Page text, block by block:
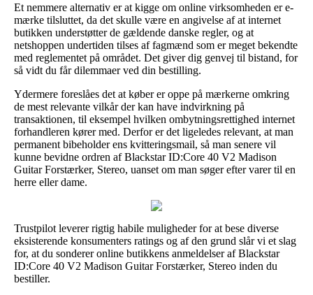
Et nemmere alternativ er at kigge om online virksomheden er e-
mærke tilsluttet, da det skulle være en angivelse af at internet
butikken understøtter de gældende danske regler, og at
netshoppen undertiden tilses af fagmænd som er meget bekendte
med reglementet på området. Det giver dig genvej til bistand, for
så vidt du får dilemmaer ved din bestilling.
Ydermere foreslåes det at køber er oppe på mærkerne omkring
de mest relevante vilkår der kan have indvirkning på
transaktionen, til eksempel hvilken ombytningsrettighed internet
forhandleren kører med. Derfor er det ligeledes relevant, at man
permanent bibeholder ens kvitteringsmail, så man senere vil
kunne bevidne ordren af Blackstar ID:Core 40 V2 Madison
Guitar Forstærker, Stereo, uanset om man søger efter varer til en
herre eller dame.
Trustpilot leverer rigtig habile muligheder for at bese diverse
eksisterende konsumenters ratings og af den grund slår vi et slag
for, at du sonderer online butikkens anmeldelser af Blackstar
ID:Core 40 V2 Madison Guitar Forstærker, Stereo inden du
bestiller.